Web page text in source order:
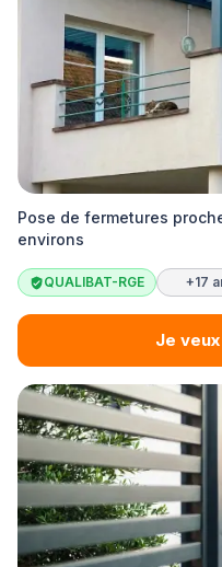
Pose de fermetures
environs
QUALIBAT-RGE +17
Je